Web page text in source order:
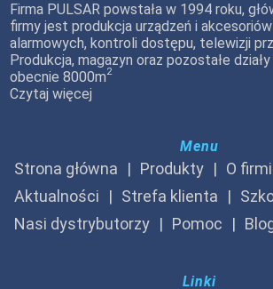
Firma PULSAR powstała w 1994 roku,
firmy jest produkcja urządzeń i
alarmowych, kontroli dostępu, telewizji
Produkcja, magazyn oraz pozostałe
obecnie 8000m2
Czytaj więcej
Menu
Strona główna Produkty
O
Aktualności
Strefa klienta
Nasi dystrybutorzy
Pomoc
Linki